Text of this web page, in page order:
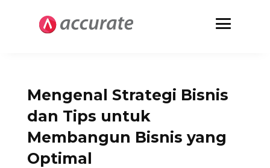
Mengenal Strategi Bisnis
dan Tips untuk
Membangun Bisnis yang
Optimal